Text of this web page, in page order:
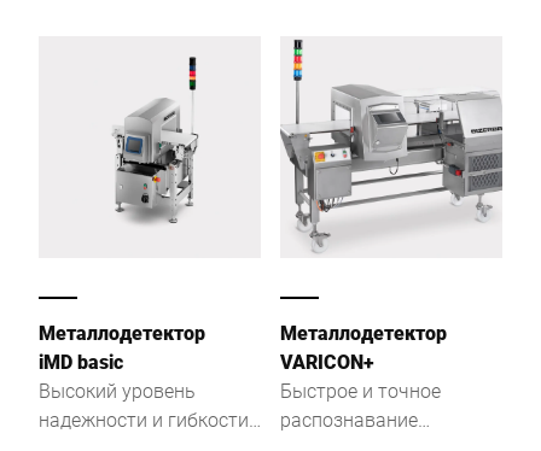
чеквейер CWHmaxx. Он
специально разработан
под высокие
требования пищевой
промышленности.
Гигиеничный дизайн
чеквейера выделяется
качеством
конструкцией и
загругленными
поверхностями. Ваше
преимущество: Легкий в
Металлодетектор
iMD basic
Высокий уровень
надежности и гибкости
Металлодетектор
VARICON+
Быстрое и точное
распознавание